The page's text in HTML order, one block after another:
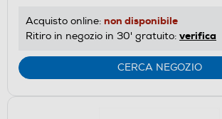
Acquisto online: non disponibile
Ritiro in negozio in 30' gratuito: verifica
CERCA NEGOZIO